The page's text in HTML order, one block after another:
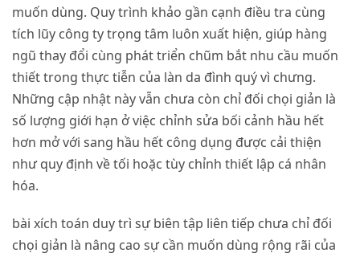
muốn dùng. Quy trình khảo gần cạnh điều tra cùng
tích lũy công ty trọng tâm luôn xuất hiện, giúp hàng
ngũ thay đổi cùng phát triển chũm bắt nhu cầu muốn
thiết trong thực tiễn của làn da đình quý vì chưng.
Những cập nhật này vẫn chưa còn chỉ đối chọi giản là
số lượng giới hạn ở việc chỉnh sửa bối cảnh hầu hết
hơn mở với sang hầu hết công dụng được cải thiện
như quy định về tối hoặc tùy chỉnh thiết lập cá nhân
hóa.
bài xích toán duy trì sự biên tập liên tiếp chưa chỉ đối
chọi giản là nâng cao sự cần muốn dùng rộng rãi của